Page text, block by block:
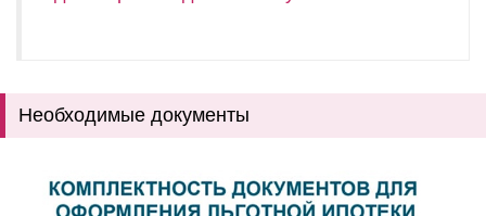
Необходимые документы